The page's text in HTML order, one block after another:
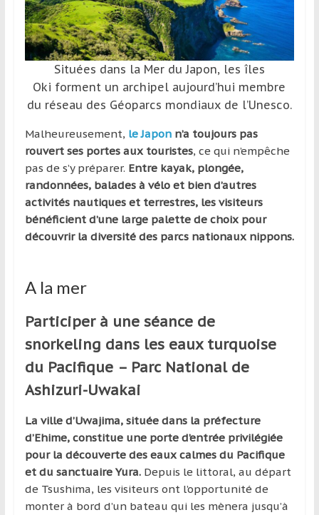
l’étranger
pour
assouvir
leur
passion,
tout
en
profitant
de
découverte
culturelle
d’une
région
Situées dans la Mer du Japon, les îles
Oki forment un archipel aujourd’hui membre
du réseau des Géoparcs mondiaux de l’Unesco.
Malheureusement, le Japon n’a toujours pas
rouvert ses portes aux touristes, ce qui n’empêche
pas de s’y préparer. Entre kayak, plongée,
randonnées, balades à vélo et bien d’autres
activités nautiques et terrestres, les visiteurs
bénéficient d’une large palette de choix pour
découvrir la diversité des parcs nationaux nippons.
A la mer
Participer à une séance de
snorkeling dans les eaux turquoise
du Pacifique – Parc National de
Ashizuri-Uwakai
La ville d’Uwajima, située dans la préfecture
d’Ehime, constitue une porte d’entrée privilégiée
pour la découverte des eaux calmes du Pacifique
et du sanctuaire Yura. Depuis le littoral, au départ
de Tsushima, les visiteurs ont l’opportunité de
monter à bord d’un bateau qui les mènera jusqu’à